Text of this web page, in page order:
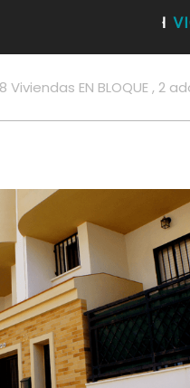
Viviendas EN BLOQUE , 2